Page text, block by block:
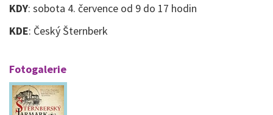
KDY: sobota 4. července od 9 do 17 hodin
KDE: Český Šternberk
Fotogalerie